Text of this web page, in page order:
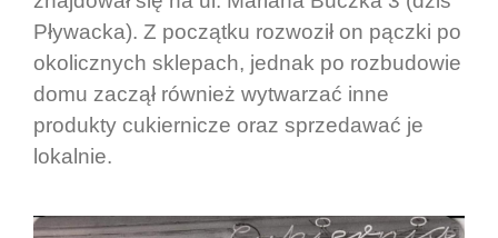
Pływacka). Z początku rozwoził on pączki po
okolicznych sklepach, jednak po rozbudowie
domu zaczął również wytwarzać inne
produkty cukiernicze oraz sprzedawać je
lokalnie.